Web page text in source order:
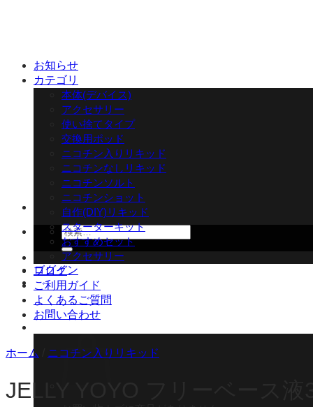
検
索
対
象:
ログイン
お知らせ
カテゴリ
本体(デバイス)
アクセサリー
使い捨てタイプ
交換用ポッド
ニコチン入りリキッド
ニコチンなしリキッド
ニコチンソルト
ニコチンショット
自作(DIY)リキッド
スターターキット
おすすめセット
アクセサリー
ブログ
ご利用ガイド
よくあるご質問
お問い合わせ
ホーム ニコチン入りリキッド
JELLY YOYO フリーベース液